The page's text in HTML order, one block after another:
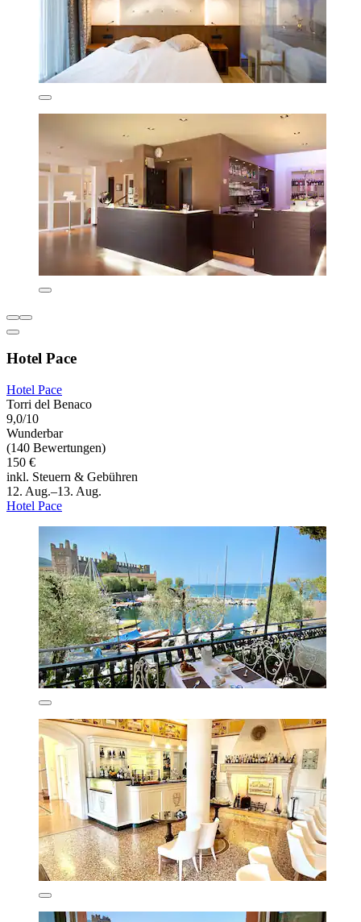
Hotel Pace
Hotel Pace
Torri del Benaco
9,0/10
Wunderbar
(140 Bewertungen)
150 €
inkl. Steuern & Gebühren
12. Aug.–13. Aug.
Hotel Pace